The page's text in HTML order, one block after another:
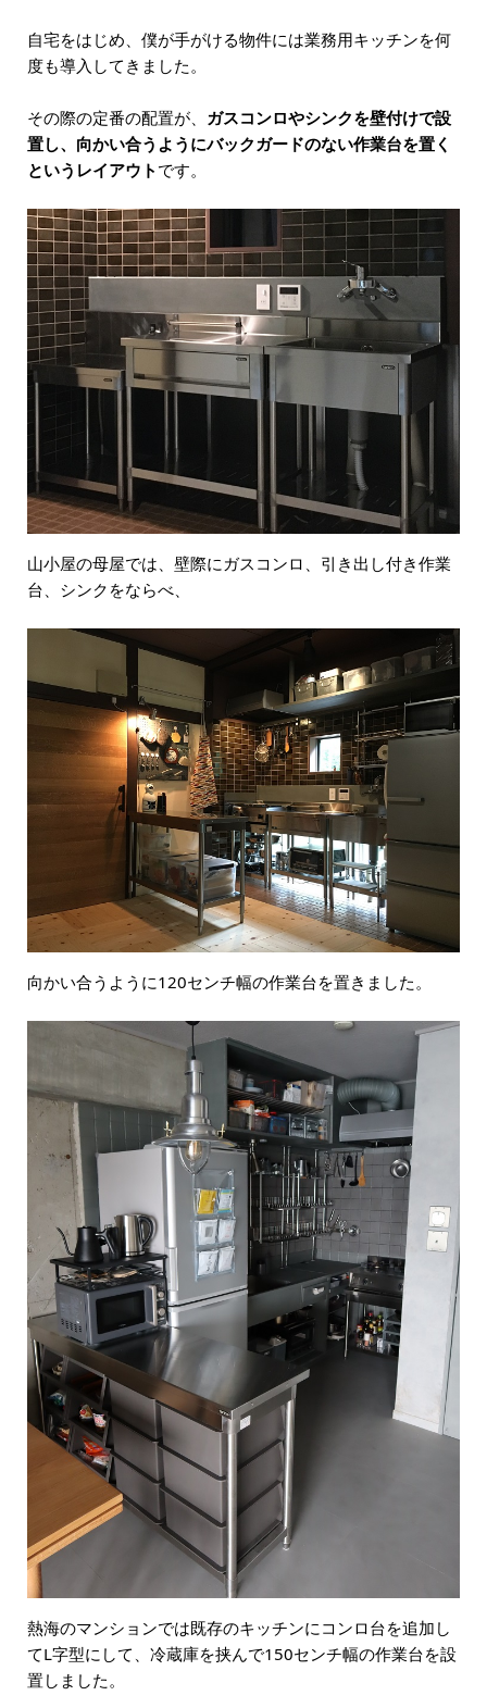
自宅をはじめ、僕が手がける物件には業務用キッチンを何
度も導入してきました。
その際の定番の配置が、 ガスコンロやシンクを壁付けで設
置し、向かい合うようにバックガードのない作業台を置く
というレイアウト です。
山小屋の母屋では、壁際にガスコンロ、引き出し付き作業
台、シンクをならべ、
向かい合うように120センチ幅の作業台を置きました。
熱海のマンションでは既存のキッチンにコンロ台を追加し
てL字型にして、冷蔵庫を挟んで150センチ幅の作業台を設
置しました。